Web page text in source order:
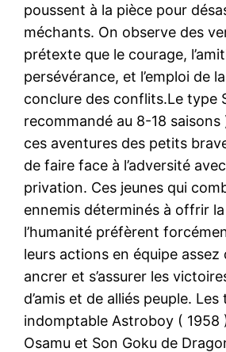
poussent à la pièce pour
méchants. On observe des
prétexte que le courage,
persévérance, et l’emploi de
conclure des conflits.Le type
recommandé au 8-18
ces aventures des petits
de faire face à l’adversité
privation. Ces jeunes qui
ennemis déterminés à offrir
l’humanité préfèrent
leurs actions en équipe assez
ancrer et s’assurer les
d’amis et de alliés peuple.
indomptable Astroboy ( 1958
Osamu et Son Goku de